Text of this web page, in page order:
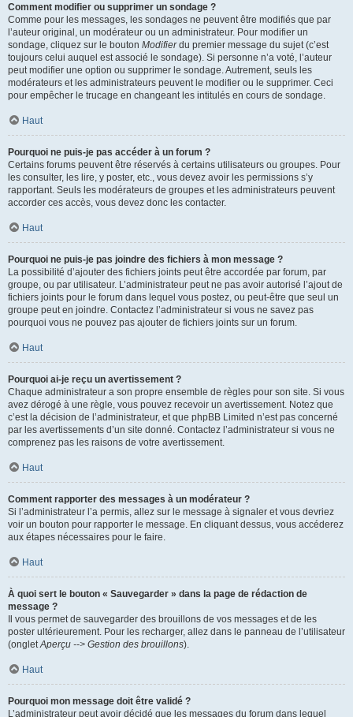
Comment modifier ou supprimer un sondage ?
Comme pour les messages, les sondages ne peuvent être modifiés que par
l’auteur original, un modérateur ou un administrateur. Pour modifier un
sondage, cliquez sur le bouton Modifierdu premier message du sujet (c’est
toujours celui auquel est associé le sondage). Si personne n’a voté, l’auteur
peut modifier une option ou supprimer le sondage. Autrement, seuls les
modérateurs et les administrateurs peuvent le modifier ou le supprimer. Ceci
pour empêcher le trucage en changeant les intitulés en cours de sondage.
Haut
Pourquoi ne puis-je pas accéder à un forum ?
Certains forums peuvent être réservés à certains utilisateurs ou groupes. Pour
les consulter, les lire, y poster, etc., vous devez avoir les permissions s’y
rapportant. Seuls les modérateurs de groupes et les administrateurs peuvent
accorder ces accès, vous devez donc les contacter.
Haut
Pourquoi ne puis-je pas joindre des fichiers à mon message ?
La possibilité d’ajouter des fichiers joints peut être accordée par forum, par
groupe, ou par utilisateur. L’administrateur peut ne pas avoir autorisé l’ajout de
fichiers joints pour le forum dans lequel vous postez, ou peut-être que seul un
groupe peut en joindre. Contactez l’administrateur si vous ne savez pas
pourquoi vous ne pouvez pas ajouter de fichiers joints sur un forum.
Haut
Pourquoi ai-je reçu un avertissement ?
Chaque administrateur a son propre ensemble de règles pour son site. Si vous
avez dérogé à une règle, vous pouvez recevoir un avertissement. Notez que
c’est la décision de l’administrateur, et que phpBB Limited n’est pas concerné
par les avertissements d’un site donné. Contactez l’administrateur si vous ne
comprenez pas les raisons de votre avertissement.
Haut
Comment rapporter des messages à un modérateur ?
Si l’administrateur l’a permis, allez sur le message à signaler et vous devriez
voir un bouton pour rapporter le message. En cliquant dessus, vous accéderez
aux étapes nécessaires pour le faire.
Haut
À quoi sert le bouton « Sauvegarder » dans la page de rédaction de
message ?
Il vous permet de sauvegarder des brouillons de vos messages et de les
poster ultérieurement. Pour les recharger, allez dans le panneau de l’utilisateur
(ongletAperçu --> Gestion des brouillons).
Haut
Pourquoi mon message doit être validé ?
L’administrateur peut avoir décidé que les messages du forum dans lequel